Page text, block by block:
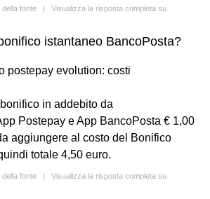
fonte | Visualizza la risposta completa su
istantaneo BancoPosta?
postepay evolution: costi
in addebito da
Postepay e App BancoPosta € 1,00
aggiungere al costo del Bonifico
totale 4,50 euro.
fonte | Visualizza la risposta completa su